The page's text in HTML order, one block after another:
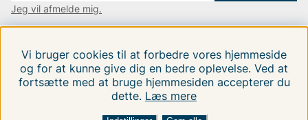
FILTRERA EFTER SORTER EFTER:
Jeg vil afmelde mig.
Følg os på vores sociale medier.
Vi bruger cookies til at forbedre vores hjemmeside
og for at kunne give dig en bedre oplevelse. Ved at
fortsætte med at bruge hjemmesiden accepterer du
dette. Læs mere